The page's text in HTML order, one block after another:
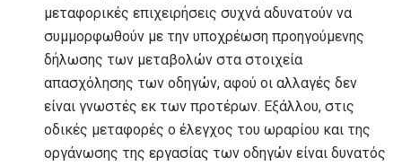
μεταφορικές επιχειρήσεις συχνά αδυνατούν να
συμμορφωθούν με την υποχρέωση προηγούμενης
δήλωσης των μεταβολών στα στοιχεία
απασχόλησης των οδηγών, αφού οι αλλαγές δεν
είναι γνωστές εκ των προτέρων. Εξάλλου, στις
οδικές μεταφορές ο έλεγχος του ωραρίου και της
οργάνωσης της εργασίας των οδηγών είναι δυνατός